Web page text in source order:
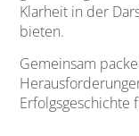
Klarheit in der
bieten.
Gemeinsam
Erfolgsgeschichte